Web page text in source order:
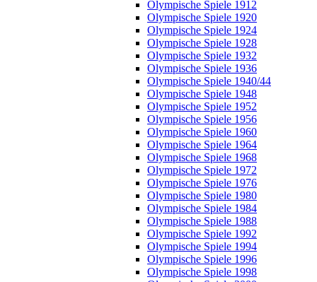
Olympische Spiele 1912
Olympische Spiele 1920
Olympische Spiele 1924
Olympische Spiele 1928
Olympische Spiele 1932
Olympische Spiele 1936
Olympische Spiele 1940/44
Olympische Spiele 1948
Olympische Spiele 1952
Olympische Spiele 1956
Olympische Spiele 1960
Olympische Spiele 1964
Olympische Spiele 1968
Olympische Spiele 1972
Olympische Spiele 1976
Olympische Spiele 1980
Olympische Spiele 1984
Olympische Spiele 1988
Olympische Spiele 1992
Olympische Spiele 1994
Olympische Spiele 1996
Olympische Spiele 1998